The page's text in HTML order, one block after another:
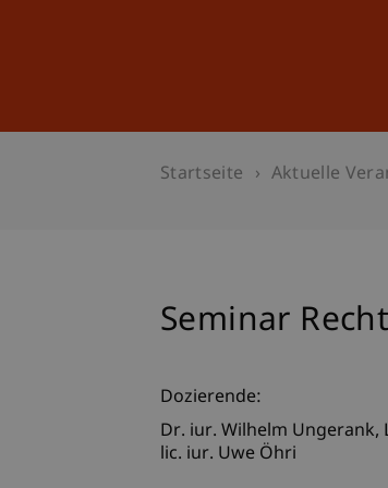
Startseite Aktuelle
Seminar
Dozierende:
Dr. iur. Wilhelm Ungerank
lic. iur. Uwe Öhri